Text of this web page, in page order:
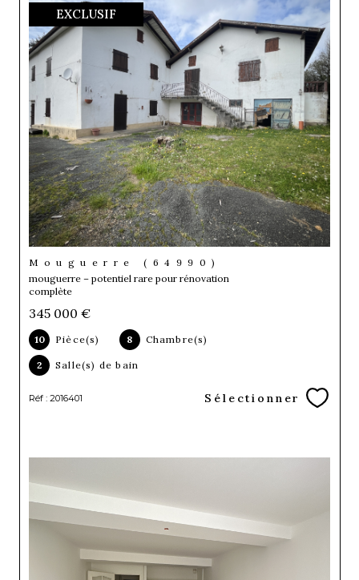
EXCLUSIF
Mouguerre (64990)
mouguerre – potentiel rare pour rénovation
complète
345 000 €
10 Pièce(s) 8 Chambre(s)
2 Salle(s) de bain
Réf : 2016401 Sélectionner